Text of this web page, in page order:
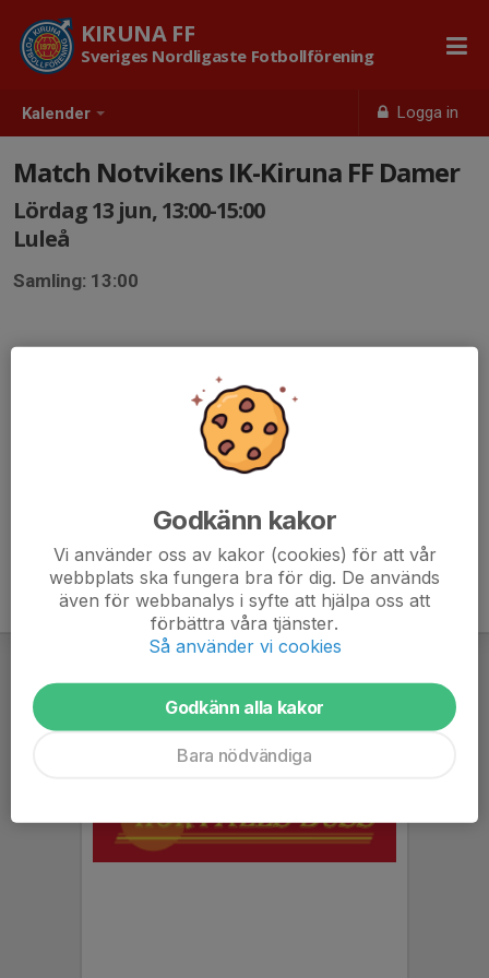
Kalender Logga in
KIRUNA FF
Sveriges Nordligaste Fotbollförening
Match Notvikens IK-Kiruna FF Damer
Lördag 13 jun, 13:00-15:00
Luleå
Samling: 13:00
Godkänn kakor
Vi använder oss av kakor (cookies) för att vår
webbplats ska fungera bra för dig. De används
även för webbanalys i syfte att hjälpa oss att
förbättra våra tjänster.
Så använder vi cookies
Godkänn alla kakor
Bara nödvändiga